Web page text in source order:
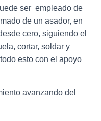
ser empleado de
de un asador, en
cero, siguiendo el
cortar, soldar y
esto con el apoyo
avanzando del